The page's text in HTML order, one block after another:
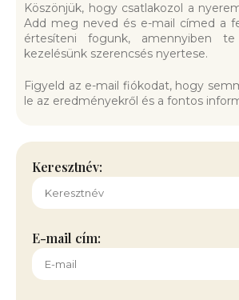
Köszönjük, hogy csatlakozol a
Add meg neved és e-mail címed a
értesíteni fogunk, amennyiben
kezelésünk szerencsés nyertese.
Figyeld az e-mail fiókodat, hogy
le az eredményekről és a fontos
Keresztnév:
E-mail cím: